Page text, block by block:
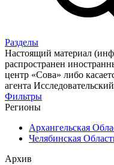
Разделы
Настоящий материал
распространен
центр «Сова» либо
агента
Фильтры
Регионы
Архангельская
Челябинская
Архив